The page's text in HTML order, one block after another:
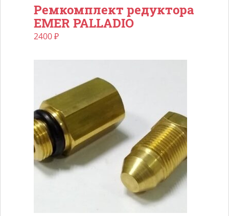
Ремкомплект редуктора
EMER PALLADIO
2400₽